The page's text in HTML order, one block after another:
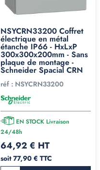
NSYCRN33200 Coffret
électrique en métal
étanche IP66 - HxLxP
300x300x200mm - Sans
plaque de montage -
Schneider Spacial CRN
réf : NSYCRN33200
EN STOCK Livraison
24/48h
64,92 € HT
soit 77,90 € TTC